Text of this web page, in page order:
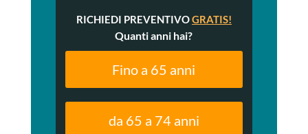
RICHIEDI PREVENTIVOGRATIS!
Quanti anni hai?
Fino a 65 anni
da 65 a 74 anni